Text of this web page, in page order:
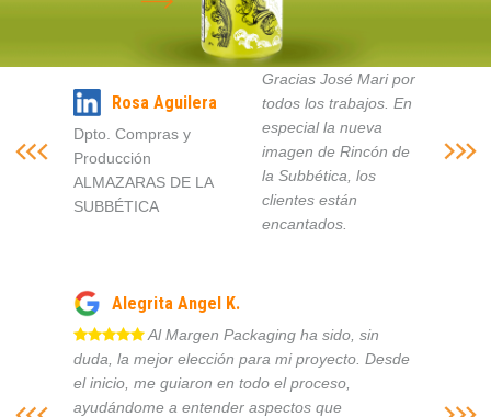
Rosa Aguilera
Dpto. Compras y
Producción
ALMAZARAS DE LA
SUBBÉTICA
Gracias José Mari por
todos los trabajos. En
especial la nueva
imagen de Rincón de
la Subbética, los
clientes están
encantados.
Alegrita Angel K.
Al Margen Packaging ha sido, sin
duda, la mejor elección para mi proyecto. Desde
el inicio, me guiaron en todo el proceso,
ayudándome a entender aspectos que